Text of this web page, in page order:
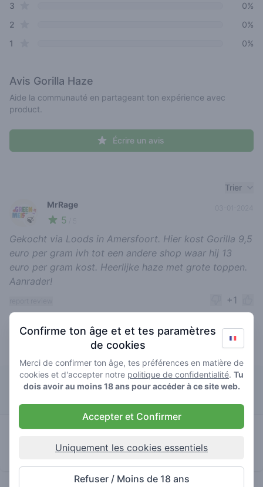
3
0%
2
0%
1
0%
Avis Gorilla Haze
Aide la communauté en partageant ton expérience avec
product.
Écrire un avis
Trier
🍃
MrRage
5
03-01-2024
Gekocht via Loods in Amersfoort. Hier kost Gorilla 9,5
euro per gram ivh tot een andere shop waar hij 13
euro per gram kost. Heerlijke haze met grote toppen.
Aanrader!
+1
Gorilla Haze les mieux notés
De Loods
gorilla
4.3/ 5 €€€€
Confirme ton âge et et tes paramètres
de cookies
Merci de confirmer ton âge, tes préférences en matière de
cookies et d'accepter notre politique de confidentialité. Tu
dois avoir au moins 18 ans pour accéder à ce site web.
Accepter et Confirmer
Uniquement les cookies essentiels
Refuser / Moins de 18 ans